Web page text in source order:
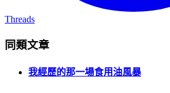
Threads
同類文章
我經歷的那一場食用油風暴